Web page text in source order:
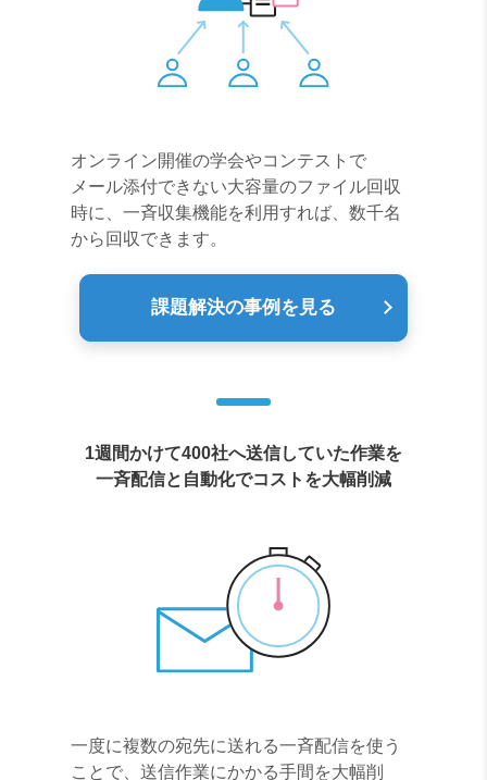
オンライン開催の学会やコンテストで
メール添付できない大容量のファイル回収
時に、一斉収集機能を利用すれば、数千名
から回収できます。
課題解決の事例を見る
1週間かけて400社へ送信していた作業を
一斉配信と自動化でコストを大幅削減
一度に複数の宛先に送れる一斉配信を使う
ことで、送信作業にかかる手間を大幅削